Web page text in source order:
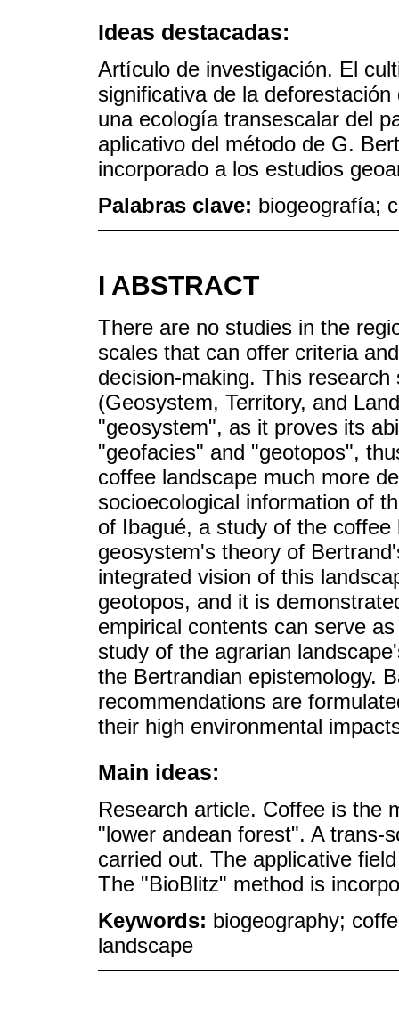
Ideas destacadas:
Artículo de investigación. El
significativa de la
una ecología transescalar del
aplicativo del método de G.
incorporado a los estudios
Palabras clave: biogeografía;
I ABSTRACT
There are no studies in the
scales that can offer criteria
decision-making. This
(Geosystem, Territory, and
"geosystem", as it proves its
"geofacies" and "geotopos",
coffee landscape much more
socioecological information of
of Ibagué, a study of the
geosystem's theory of
integrated vision of this
geotopos, and it is
empirical contents can serve
study of the agrarian
the Bertrandian epistemology.
recommendations are
their high environmental
Main ideas:
Research article. Coffee is the
"lower andean forest". A trans-
carried out. The applicative
The "BioBlitz" method is
Keywords: biogeography;
landscape